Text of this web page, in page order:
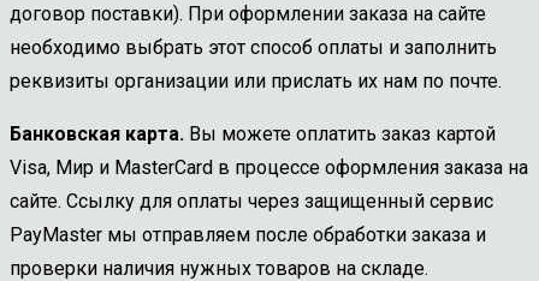
договор поставки). При оформлении заказа на сайте
необходимо выбрать этот способ оплаты и заполнить
реквизиты организации или прислать их нам по почте.
Банковская карта. Вы можете оплатить заказ картой
Visa, Мир и MasterCard в процессе оформления заказа на
сайте. Ссылку для оплаты через защищенный сервис
PayMaster мы отправляем после обработки заказа и
проверки наличия нужных товаров на складе.